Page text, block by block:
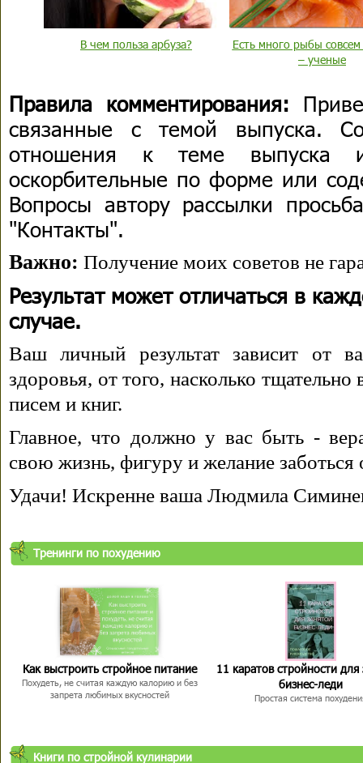
В чем польза арбуза?
Есть много рыбы
– ученые
Правила комментирования:
связанные с темой выпуска.
отношения к теме выпуска
оскорбительные по форме или
Вопросы автору рассылки
"Контакты".
Важно: Получение моих советов не
Результат может отличаться в
случае.
Ваш личный результат зависит от
здоровья, от того, насколько
писем и книг.
Главное, что должно у вас быть -
свою жизнь, фигуру и желание заботься
Удачи! Искренне ваша Людмила
Тренинги по похудению
Как выстроить стройное питание
Похудеть, не считая каждую калорию и без
запрета любимых вкусностей
11 каратов стройности для
бизнес-леди
Простая система
Книги по стройной кулинарии